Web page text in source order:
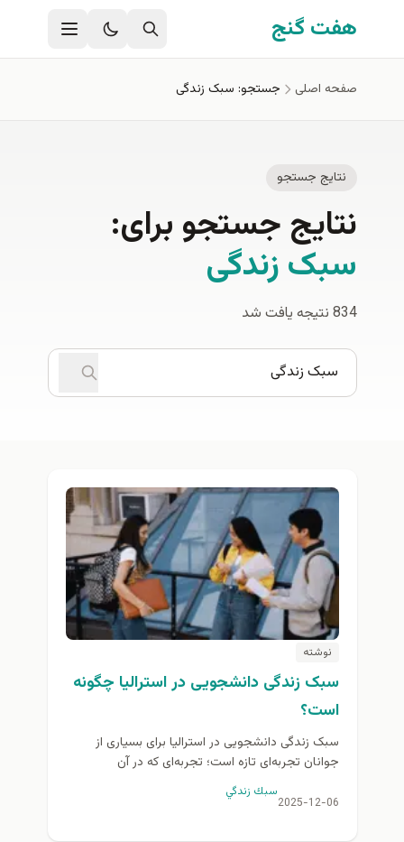
رفتن به محتوای اصلی
هفت گنج
صفحه اصلی جستجو: سبک زندگی
نتایج جستجو
نتایج جستجو برای:
سبک زندگی
834 نتیجه یافت شد
نوشته
سبک زندگی دانشجویی در استرالیا چگونه
است؟
سبک زندگی دانشجویی در استرالیا برای بسیاری از
جوانان تجربه‌ای تازه است؛ تجربه‌ای که در آن
فرصت‌های آموزشی پیشرفته، محیط‌های دانشگاهی
پویا و جامعه‌ای چندفرهنگی...
2025-12-06
سبك زندگي